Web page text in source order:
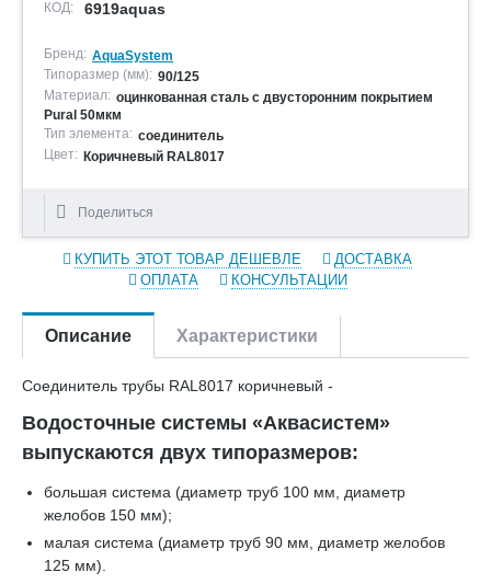
КОД: 6919aquas
Бренд: AquaSystem
Типоразмер (мм): 90/125
Материал: оцинкованная сталь с двусторонним покрытием
Pural 50мкм
Тип элемента: соединитель
Цвет: Коричневый RAL8017
Поделиться
КУПИТЬ ЭТОТ ТОВАР ДЕШЕВЛЕ
ДОСТАВКА
ОПЛАТА
КОНСУЛЬТАЦИИ
Описание Характеристики
Соединитель трубы RAL8017 коричневый -
Водосточные системы «Аквасистем»
выпускаются двух типоразмеров:
большая система (диаметр труб 100 мм, диаметр
желобов 150 мм);
малая система (диаметр труб 90 мм, диаметр желобов
125 мм).